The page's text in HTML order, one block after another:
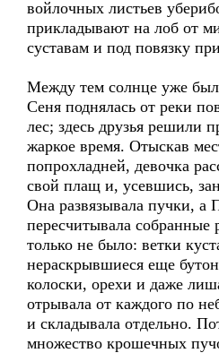
войлочных листьев
прикладывают на лоб от
суставам и под повязку
Между тем солнце уже
Сеня поднялась от реки
лес; здесь друзья решили
жаркое время. Отыскав
попрохладней, девочка
свой плащ и, усевшись,
Она развязывала пучки, а
пересчитывала собранные
только не было: ветки
нераскрывшиеся еще
колоски, орехи и даже
отрывала от каждого по
и складывала отдельно.
множество крошечных